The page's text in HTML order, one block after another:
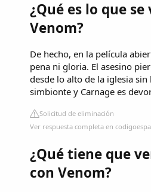
¿Qué es lo que
Venom?
De hecho, en la película
pena ni gloria. El asesino
desde lo alto de la iglesia
simbionte y Carnage es
Solicitud de eliminación
Ver respuesta completa en
¿Qué tiene que
con Venom?